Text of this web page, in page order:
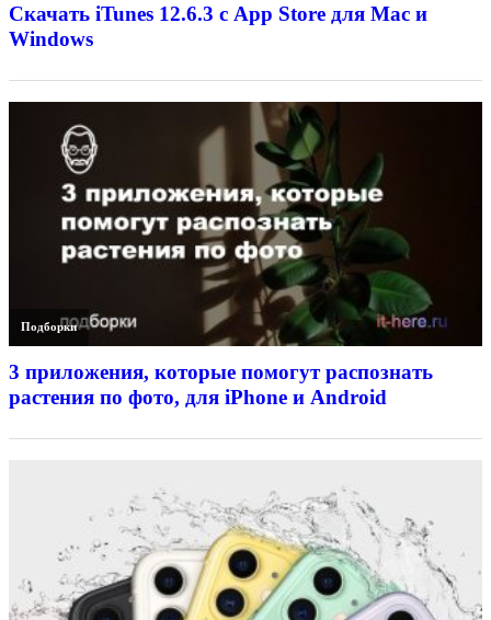
Скачать iTunes 12.6.3 с App Store для Mac и
Windows
Подборки
3 приложения, которые помогут распознать
растения по фото, для iPhone и Android